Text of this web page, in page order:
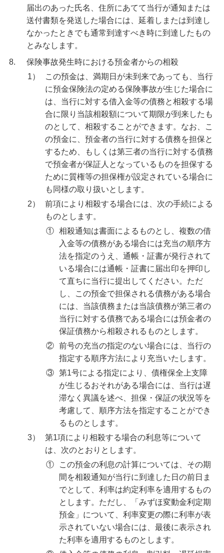
届出のあった氏名、住所にあてて当行が通知または
送付書類を発送した場合には、延着しまたは到達し
なかったときでも通常到達すべき時に到達したもの
とみなします。
8.
保険事故発生時における預金者からの相殺
1）
この預金は、満期日が未到来であっても、当行
に預金保険法の定める保険事故が生じた場合に
は、当行に対する借入金等の債務と相殺する場
合に限り当該相殺額について期限が到来したも
のとして、相殺することができます。なお、こ
の預金に、預金者の当行に対する債務を担保と
するため、もしくは第三者の当行に対する債務
で預金者が保証人となっているものを担保する
ために質権等の担保権が設定されている場合に
も同様の取り扱いとします。
2）
前項により相殺する場合には、次の手続による
ものとします。
① 相殺通知は書面によるものとし、複数の借
入金等の債務がある場合には充当の順序方
法を指定のうえ、通帳・証書が発行されて
いる場合には通帳・証書に届出印を押印し
て直ちに当行に提出してください。ただ
し、この預金で担保される債務がある場合
には、当該債務または当該債務が第三者の
当行に対する債務である場合には預金者の
保証債務から相殺されるものとします。
② 前号の充当の指定のない場合には、当行の
指定する順序方法により充当いたします。
③ 第1号による指定により、債権保全上支障
が生じるおそれがある場合には、当行は遅
滞なく異議を述べ、担保・保証の状況等を
考慮して、順序方法を指定することができ
るものとします。
3）
第1項により相殺する場合の利息等について
は、次のとおりとします。
①
この預金の利息の計算については、その期
間を相殺通知が当行に到達した日の前日ま
でとして、利率は約定利率を適用するもの
とします。ただし、「みずほ変動金利定期
預金」について、利率変更の際に利率が表
示されていない場合には、最後に表示され
た利率を適用するものとします。